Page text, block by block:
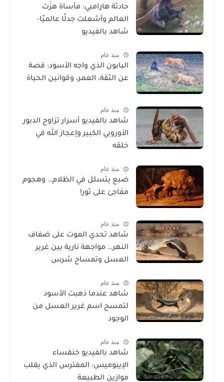
حادثة هارامبي: مأساة هزّت
العالم وأشعلت جدلًا عالميًا-
شاهد بالفيديو
منذ عام
البابون الذي واجه الأسود: قصة
عن الثقة، العمر، وقوانين الحياة
منذ عام
شاهد بالفيديو أسرار تزاوج الدبور
الأوروبي الكبير وإعجاز الله في
خلقه
منذ عام
ضبع يتسلل في الظلام… وهجوم
مفاجئ على ثور!
منذ عام
شاهد تحدي الموت على ضفاف
النهر… مواجهة نارية بين غرير
العسل وتمساح شرس
منذ عام
شاهد عندما ذهبت الأسود
لتمسح اسم غرير العسل من
الوجود
منذ عام
شاهد بالفيديو خنفساء
الإيبوميس: المفترس الذي يقلب
موازين الطبيعة